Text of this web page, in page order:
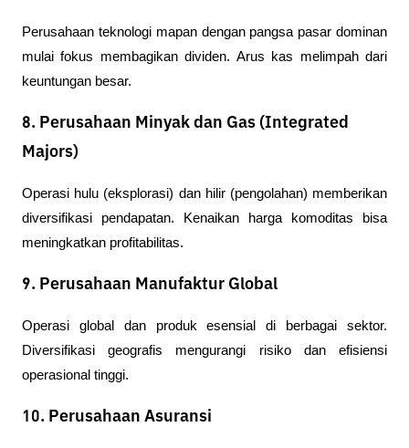
Perusahaan teknologi mapan dengan pangsa pasar dominan
mulai fokus membagikan dividen. Arus kas melimpah dari
keuntungan besar.
8. Perusahaan Minyak dan Gas (Integrated
Majors)
Operasi hulu (eksplorasi) dan hilir (pengolahan) memberikan
diversifikasi pendapatan. Kenaikan harga komoditas bisa
meningkatkan profitabilitas.
9. Perusahaan Manufaktur Global
Operasi global dan produk esensial di berbagai sektor.
Diversifikasi geografis mengurangi risiko dan efisiensi
operasional tinggi.
10. Perusahaan Asuransi